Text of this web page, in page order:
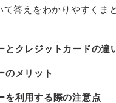
て答えをわかりやすくま
とクレジットカードの違
のメリット
を利用する際の注意点